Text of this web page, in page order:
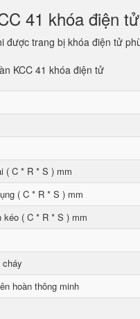
41 khóa điện tử
được trang bị khóa điện tử
( C * R * S ) mm
( C * R * S ) mm
kéo ( C * R * S ) mm
cháy
hoàn thông minh